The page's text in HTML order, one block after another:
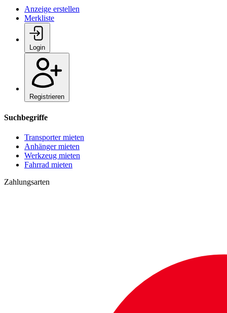
Anzeige erstellen
Merkliste
Login
Registrieren
Suchbegriffe
Transporter mieten
Anhänger mieten
Werkzeug mieten
Fahrrad mieten
Zahlungsarten